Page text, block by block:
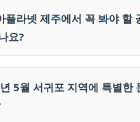
플라넷 제주에서 꼭 봐야 할
요?
5월 서귀포 지역에 특별한